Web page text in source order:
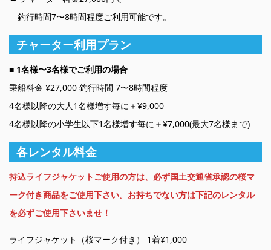
釣行時間7〜8時間程度ご利用可能です。
チャーター利用プラン
■ 1名様〜3名様でご利用の場合
乗船料金 ¥27,000 釣行時間 7〜8時間程度
4名様以降の大人1名様増す毎に＋¥9,000
4名様以降の小学生以下1名様増す毎に＋¥7,000(最大7名様まで)
各レンタル料金
持込ライフジャケットご使用の方は、必ず国土交通省承認の桜マ
ーク付き商品をご使用下さい。お持ちでない方は下記のレンタル
を必ずご使用下さいませ！
ライフジャケット（桜マーク付き） 1着¥1,000